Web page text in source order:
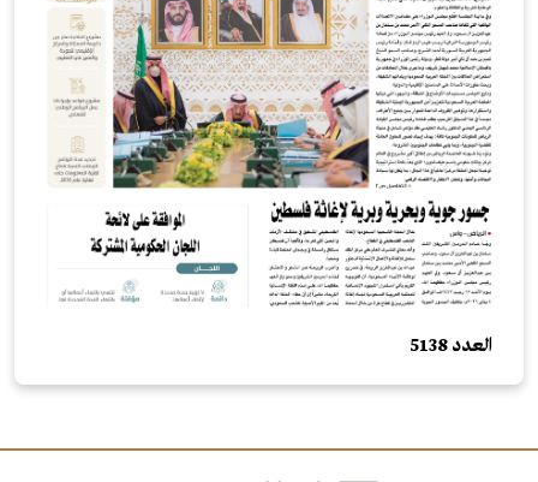
العدد 5138